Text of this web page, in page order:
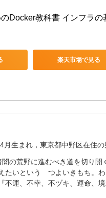
Docker教科書 インフラ
楽天市場で見る
生まれ，東京都中野区在住の
の荒野に進むべき道を切り
いという つよいきもち。
運、不幸、不ヅキ、運命、